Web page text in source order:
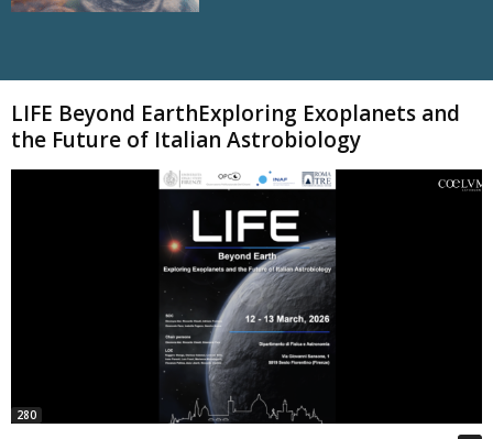
LIFE Beyond EarthExploring Exoplanets and
the Future of Italian Astrobiology
280